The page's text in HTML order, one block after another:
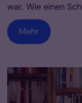
war. Wie einen
Mehr